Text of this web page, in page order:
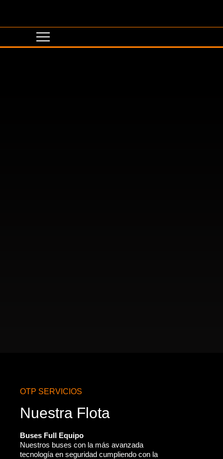
OTP SERVICIOS
Nuestra Flota
Buses Full Equipo
Nuestros buses con la más avanzada
tecnología en seguridad cumpliendo con la